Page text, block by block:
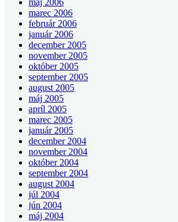
máj 2006
marec 2006
február 2006
január 2006
december 2005
november 2005
október 2005
september 2005
august 2005
máj 2005
apríl 2005
marec 2005
január 2005
december 2004
november 2004
október 2004
september 2004
august 2004
júl 2004
jún 2004
máj 2004